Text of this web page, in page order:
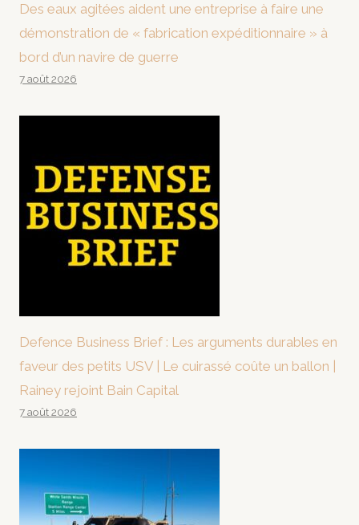
Des eaux agitées aident une entreprise à faire une
démonstration de « fabrication expéditionnaire » à
bord d’un navire de guerre
7 août 2026
Defence Business Brief : Les arguments durables en
faveur des petits USV | Le cuirassé coûte un ballon |
Rainey rejoint Bain Capital
7 août 2026